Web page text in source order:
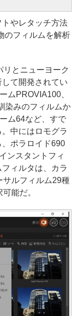
やレタッチ方法
のフィルムを解析
とニューヨーク
て開発されてい
ムPROVIA100、
染みのフィルムか
ム64など、すで
中にはロモグラ
ポラロイド690
ンスタントフィ
ィルタは、カラ
サルフィルム29種
能だ。